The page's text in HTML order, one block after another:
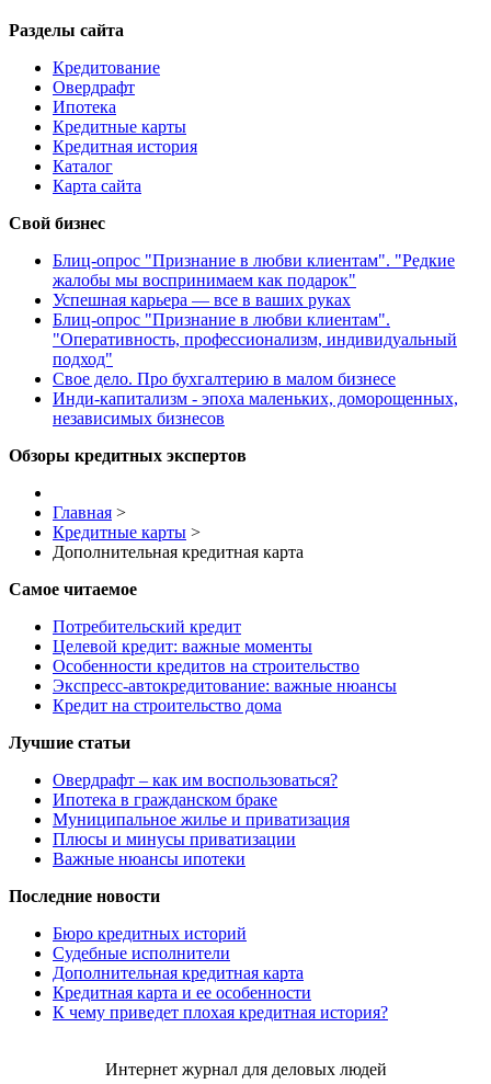
Разделы сайта
Кредитование
Овердрафт
Ипотека
Кредитные карты
Кредитная история
Каталог
Карта сайта
Свой бизнес
Блиц-опрос "Признание в любви клиентам". "Редкие
жалобы мы воспринимаем как подарок"
Успешная карьера — все в ваших руках
Блиц-опрос "Признание в любви клиентам".
"Оперативность, профессионализм, индивидуальный
подход"
Свое дело. Про бухгалтерию в малом бизнесе
Инди-капитализм - эпоха маленьких, доморощенных,
независимых бизнесов
Обзоры кредитных экспертов
Главная >
Кредитные карты >
Дополнительная кредитная карта
Самое читаемое
Потребительский кредит
Целевой кредит: важные моменты
Особенности кредитов на строительство
Экспресс-автокредитование: важные нюансы
Кредит на строительство дома
Лучшие статьи
Овердрафт – как им воспользоваться?
Ипотека в гражданском браке
Муниципальное жилье и приватизация
Плюсы и минусы приватизации
Важные нюансы ипотеки
Последние новости
Бюро кредитных историй
Судебные исполнители
Дополнительная кредитная карта
Кредитная карта и ее особенности
К чему приведет плохая кредитная история?
Интернет журнал для деловых людей